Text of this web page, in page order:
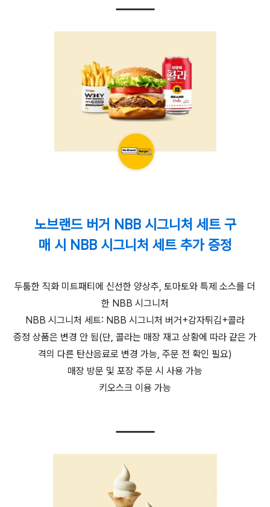
노브랜드 버거 NBB 시그니처 세트 구
매 시 NBB 시그니처 세트 추가 증정
두툼한 직화 미트패티에 신선한 양상추, 토마토와 특제 소스를 더
한 NBB 시그니처
NBB 시그니처 세트: NBB 시그니처 버거+감자튀김+콜라
증정 상품은 변경 안 됨(단, 콜라는 매장 재고 상황에 따라 같은 가
격의 다른 탄산음료로 변경 가능, 주문 전 확인 필요)
매장 방문 및 포장 주문 시 사용 가능
키오스크 이용 가능